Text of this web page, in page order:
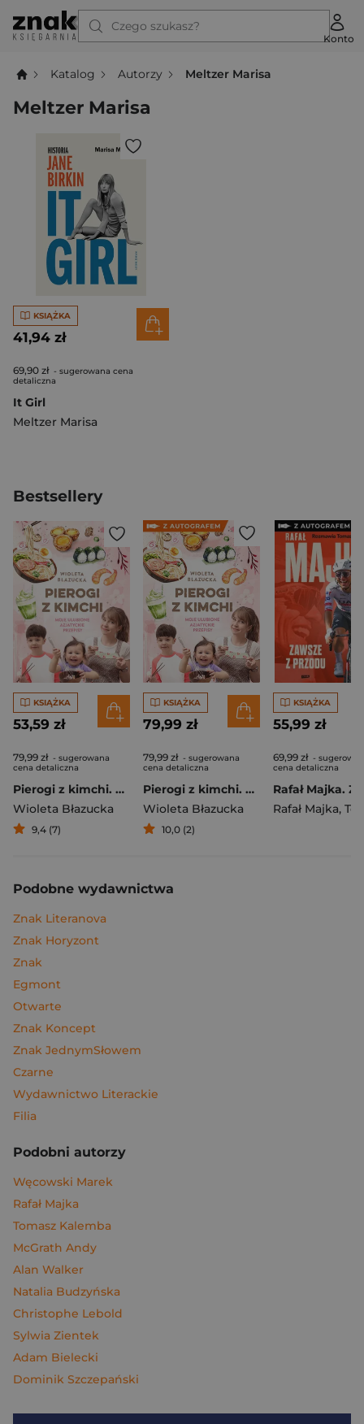
Czego szukasz?
Konto
Katalog Autorzy Meltzer Marisa
Meltzer Marisa
KSIĄŻKA
41,94 zł
69,90 zł - sugerowana cena
detaliczna
It Girl
Meltzer Marisa
Bestsellery
KSIĄŻKA
53,59 zł
79,99 zł - sugerowana
cena detaliczna
Pierogi z kimchi. Moje ulubione azjatyckie przepisy
Wioleta Błazucka
9,4 (7)
KSIĄŻKA
79,99 zł
79,99 zł - sugerowana
cena detaliczna
Pierogi z kimchi. Moje ulubione azjatyckie przepisy - książka z autografem
Wioleta Błazucka
10,0 (2)
KSIĄŻKA
55,99 zł
69,99 zł -
cena detaliczna
Rafał Majka,
Podobne wydawnictwa
Znak Literanova
Znak Horyzont
Znak
Egmont
Otwarte
Znak Koncept
Znak JednymSłowem
Czarne
Wydawnictwo Literackie
Filia
Podobni autorzy
Węcowski Marek
Rafał Majka
Tomasz Kalemba
McGrath Andy
Alan Walker
Natalia Budzyńska
Christophe Lebold
Sylwia Zientek
Adam Bielecki
Dominik Szczepański